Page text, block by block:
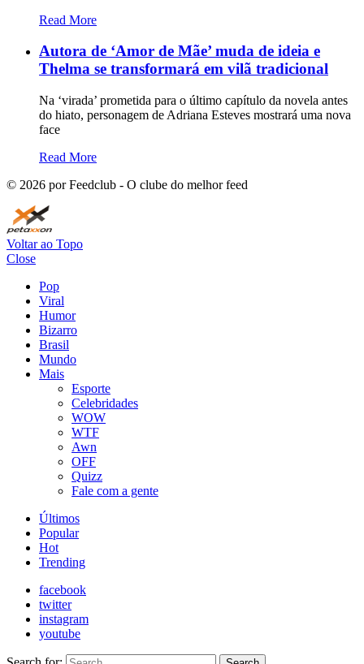
Read More
Autora de ‘Amor de Mãe’ muda de ideia e
Thelma se transformará em vilã tradicional
Na ‘virada’ prometida para o último capítulo da novela antes
do hiato, personagem de Adriana Esteves mostrará uma nova
face
Read More
© 2026 por Feedclub - O clube do melhor feed
Voltar ao Topo
Close
Pop
Viral
Humor
Bizarro
Brasil
Mundo
Mais
Esporte
Celebridades
WOW
WTF
Awn
OFF
Quizz
Fale com a gente
Últimos
Popular
Hot
Trending
facebook
twitter
instagram
youtube